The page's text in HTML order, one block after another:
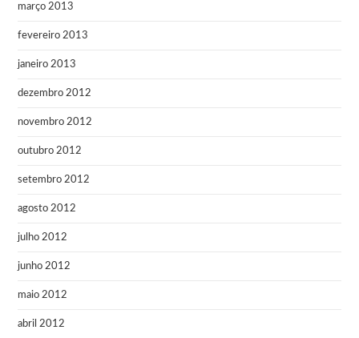
março 2013
fevereiro 2013
janeiro 2013
dezembro 2012
novembro 2012
outubro 2012
setembro 2012
agosto 2012
julho 2012
junho 2012
maio 2012
abril 2012